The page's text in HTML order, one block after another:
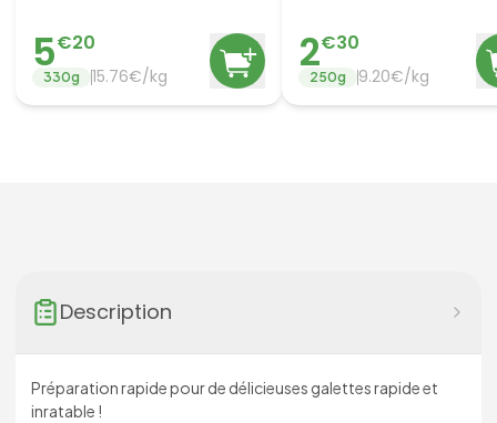
5€20
330g 15.76€/kg 2€30
250g 9.20€/kg
Description
Préparation rapide pour de délicieuses galettes rapide et
inratable !